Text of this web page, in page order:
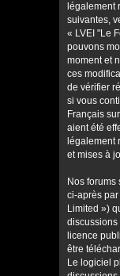
légalement
suivantes,
« LVEI "Le
pouvons
moment et
ces
de vérifier
si vous
Français
aient été
légalement
et mises à
Nos
ci-après
Limited »)
discussions
licence
être
Le logiciel